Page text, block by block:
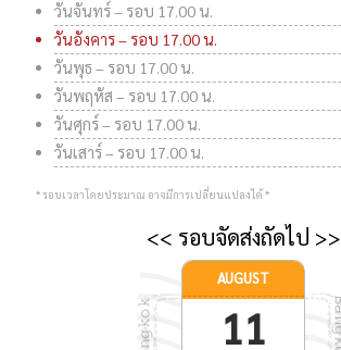
วันจันทร์ – รอบ 17.00 น.
วันอังคาร – รอบ 17.00 น.
วันพุธ – รอบ 17.00 น.
วันพฤหัส – รอบ 17.00 น.
วันศุกร์ – รอบ 17.00 น.
วันเสาร์ – รอบ 17.00 น.
* รอบเวลาโดยประมาณ อาจมีการเปลี่ยนแปลงได้ *
<< รอบจัดส่งถัดไป >>
AUGUST
11